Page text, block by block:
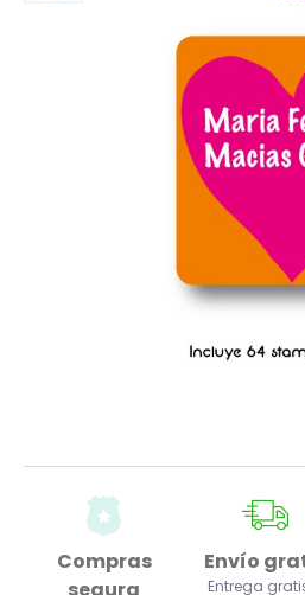
Compras
segura
Envío
Entrega